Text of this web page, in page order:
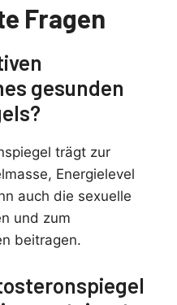
Fragen
gesunden
trägt zur
Energielevel
auch die sexuelle
und zum
beitragen.